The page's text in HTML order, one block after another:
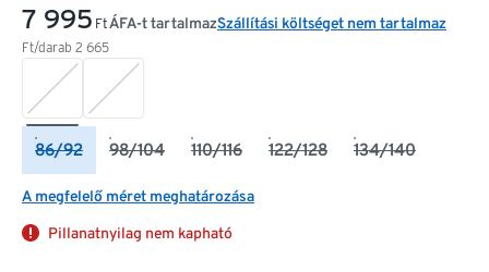
7 995 Ft
Ft/darab 2 665
ÁFA-t tartalmazSzállítási költséget nem tartalmaz
86/92 98/104 110/116 122/128 134/140
A megfelelő méret meghatározása
Pillanatnyilag nem kapható